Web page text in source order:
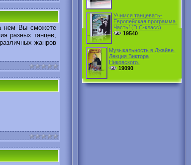
нем Вы сможете
разных танцев,
жанров
Учимся танцевать-
Европейская программа.
Часть1(D,C-класс)
19540
Музыкальность в Джайве.
Лекция Виктора
Никовского.
19090